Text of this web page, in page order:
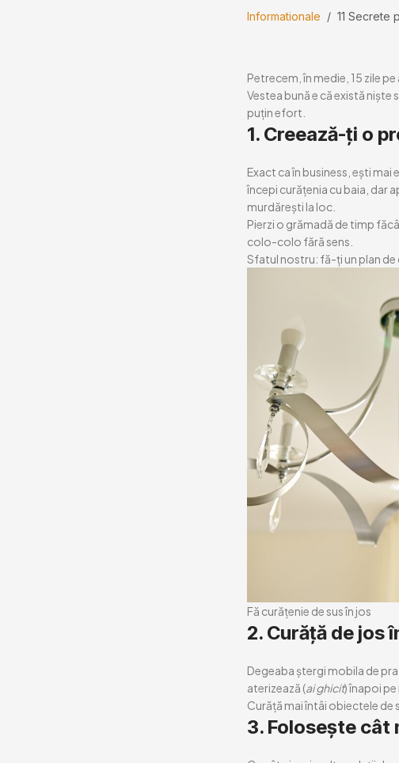
Informationale 11 Secrete
Petrecem, în medie, 15 zile
Vestea bună e că există niște
puțin efort.
1. Creează-ți o
Exact ca în business, ești
începi curățenia cu baia, dar
murdărești la loc.
Pierzi o grămadă de timp
colo-colo fără sens.
Sfatul nostru: fă-ți un plan
Fă curățenie de sus în jos
2. Curăță de jos
Degeaba ștergi mobila de
aterizează (ai ghicit) înapoi pe
Curăță mai întâi obiectele de
3. Folosește cât